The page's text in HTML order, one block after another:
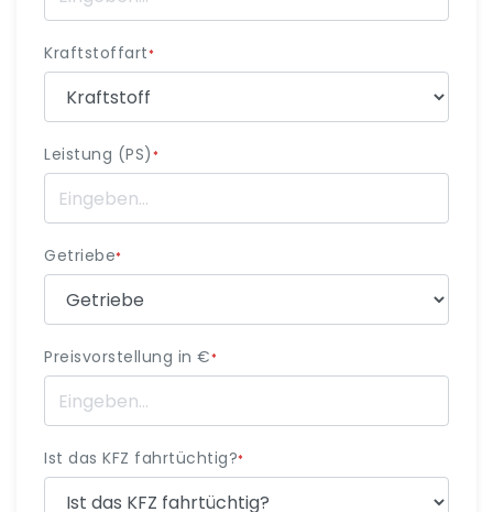
Kraftstoffart*
Leistung (PS) *
Getriebe*
Preisvorstellung in €*
Ist das KFZ fahrtüchtig?*